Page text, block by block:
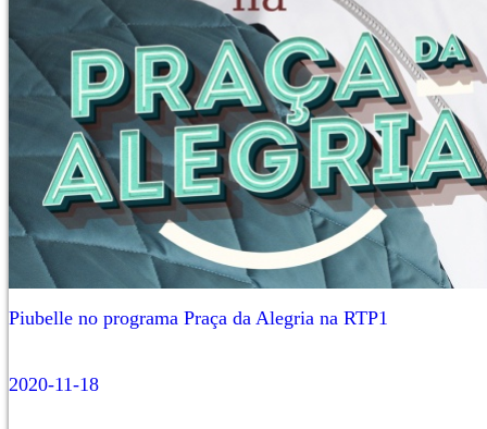
Piubelle no programa Praça da Alegria na RTP1
2020-11-18